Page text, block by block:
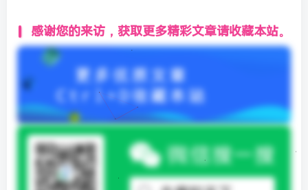
感谢您的来访，获取更多精彩文章请收藏本站。